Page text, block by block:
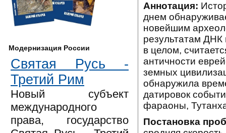
Модернизация России
Святая Русь -
Третий Рим
Новый субъект
международного
права, государство
Аннотация:
днем
новейшим
результатам ДНК
в целом,
античности
земных
обнаружила
датировок
фараоны,
Постановка